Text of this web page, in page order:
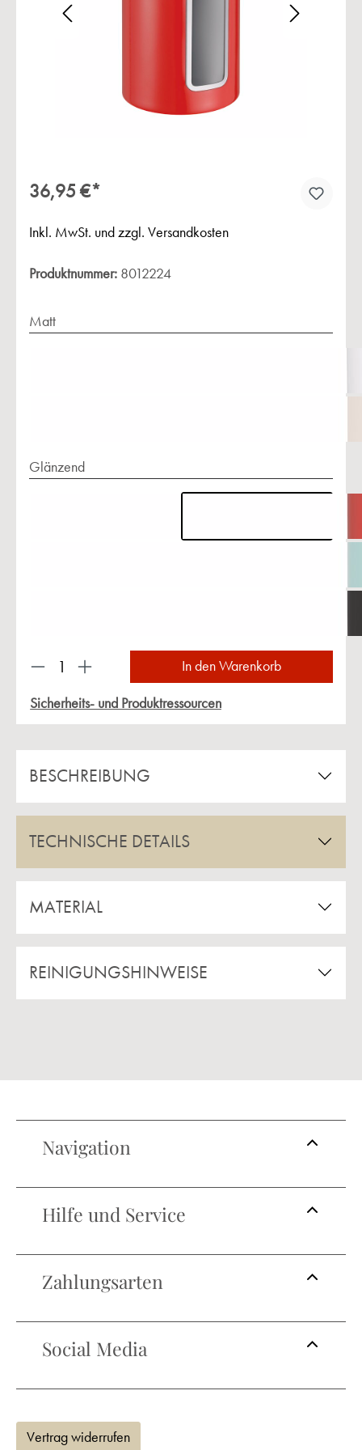
Bildergalerie überspringen
36,95 €*
Inkl. MwSt. und zzgl. Versandkosten
Produktnummer: 8012224
Matt
Glänzend
Produkt Anzahl: Gib den gewünschten Wert
In den Warenkorb
Sicherheits- und Produktressourcen
BESCHREIBUNG
TECHNISCHE DETAILS
MATERIAL
REINIGUNGSHINWEISE
Navigation
Hilfe und Service
Zahlungsarten
Social Media
Vertrag widerrufen